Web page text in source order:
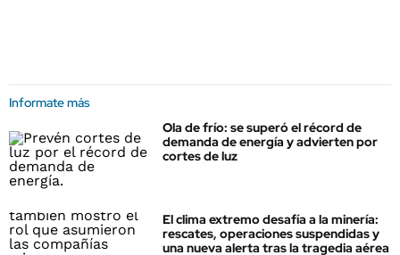
Informate más
Ola de frío: se superó el récord de
demanda de energía y advierten por
cortes de luz
El clima extremo desafía a la minería:
rescates, operaciones suspendidas y
una nueva alerta tras la tragedia aérea